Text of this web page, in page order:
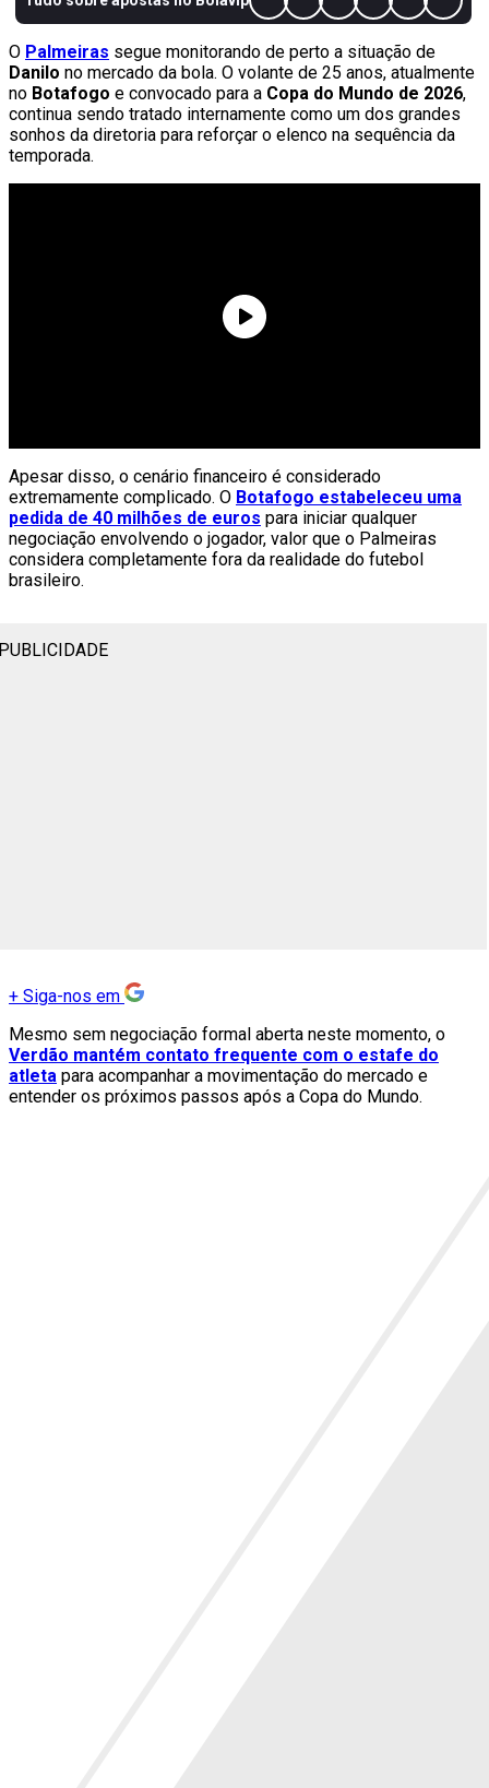
O Palmeiras segue monitorando de perto a situação de
Danilo no mercado da bola. O volante de 25 anos, atualmente
no Botafogo e convocado para a Copa do Mundo de 2026,
continua sendo tratado internamente como um dos grandes
sonhos da diretoria para reforçar o elenco na sequência da
temporada.
Apesar disso, o cenário financeiro é considerado
extremamente complicado. O Botafogo estabeleceu uma
pedida de 40 milhões de euros para iniciar qualquer
negociação envolvendo o jogador, valor que o Palmeiras
considera completamente fora da realidade do futebol
brasileiro.
+ Siga-nos em
Mesmo sem negociação formal aberta neste momento, o
Verdão mantém contato frequente com o estafe do
atleta para acompanhar a movimentação do mercado e
entender os próximos passos após a Copa do Mundo.